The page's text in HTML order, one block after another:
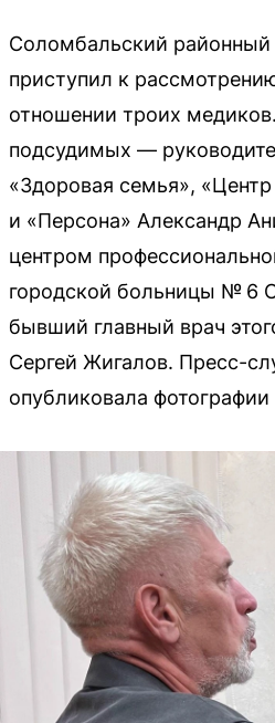
Соломбальский районный
приступил к
отношении троих
подсудимых —
«Здоровая семья»,
и «Персона» Александр
центром
городской больницы № 6
бывший главный врач
Сергей Жигалов. Пресс-
опубликовала